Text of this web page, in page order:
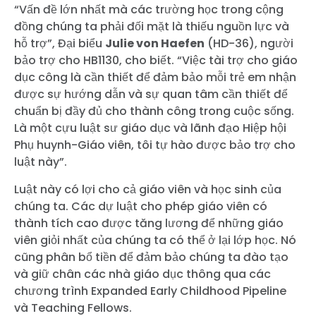
“Vấn đề lớn nhất mà các trường học trong cộng
đồng chúng ta phải đối mặt là thiếu nguồn lực và
hỗ trợ”, Đại biểu Julie von Haefen (HD-36), người
bảo trợ cho HB1130, cho biết. “Việc tài trợ cho giáo
dục công là cần thiết để đảm bảo mỗi trẻ em nhận
được sự hướng dẫn và sự quan tâm cần thiết để
chuẩn bị đầy đủ cho thành công trong cuộc sống.
Là một cựu luật sư giáo dục và lãnh đạo Hiệp hội
Phụ huynh-Giáo viên, tôi tự hào được bảo trợ cho
luật này”.
Luật này có lợi cho cả giáo viên và học sinh của
chúng ta. Các dự luật cho phép giáo viên có
thành tích cao được tăng lương để những giáo
viên giỏi nhất của chúng ta có thể ở lại lớp học. Nó
cũng phân bổ tiền để đảm bảo chúng ta đào tạo
và giữ chân các nhà giáo dục thông qua các
chương trình Expanded Early Childhood Pipeline
và Teaching Fellows.